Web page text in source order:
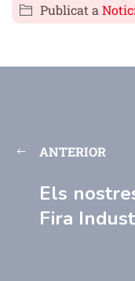
Publicat a
ANTERIOR
Els
Fira